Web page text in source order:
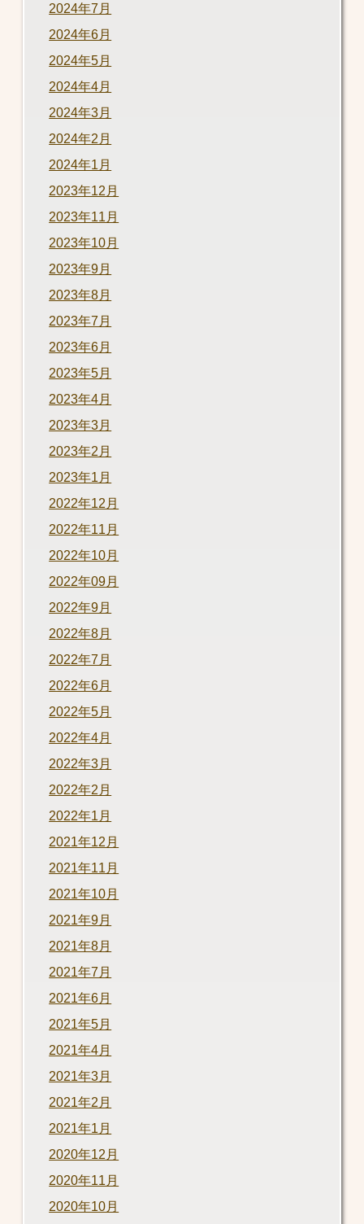
2024年7月
2024年6月
2024年5月
2024年4月
2024年3月
2024年2月
2024年1月
2023年12月
2023年11月
2023年10月
2023年9月
2023年8月
2023年7月
2023年6月
2023年5月
2023年4月
2023年3月
2023年2月
2023年1月
2022年12月
2022年11月
2022年10月
2022年09月
2022年9月
2022年8月
2022年7月
2022年6月
2022年5月
2022年4月
2022年3月
2022年2月
2022年1月
2021年12月
2021年11月
2021年10月
2021年9月
2021年8月
2021年7月
2021年6月
2021年5月
2021年4月
2021年3月
2021年2月
2021年1月
2020年12月
2020年11月
2020年10月